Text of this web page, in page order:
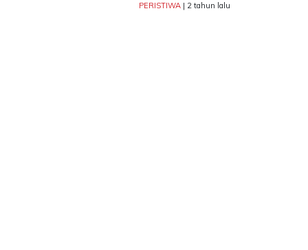
PERISTIWA| 2 tahun lalu